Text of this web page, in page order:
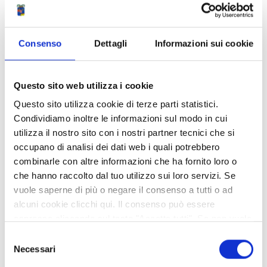
Consenso Dettagli Informazioni sui cookie
Questo sito web utilizza i cookie
Questo sito utilizza cookie di terze parti statistici.
Condividiamo inoltre le informazioni sul modo in cui
utilizza il nostro sito con i nostri partner tecnici che si
occupano di analisi dei dati web i quali potrebbero
combinarle con altre informazioni che ha fornito loro o
che hanno raccolto dal tuo utilizzo sui loro servizi. Se
vuole saperne di più o negare il consenso a tutti o ad
alcuni cookie clicchi qui. Il consenso può essere
tasto "Rifiuta".
delNecessari
Det agg def non effic e verbale di gara.pdf
Esito_Lavori D'Arzo.pdf
Condividi
Struttura di riferimento
SERVIZIO UNITA' AMMINISTRATIVA SPECIALE
PER IL PNRR E GLI INVESTIMENTI
U.O. PROCEDURE DI GARA E CONTRATTI ASSICURATIVI